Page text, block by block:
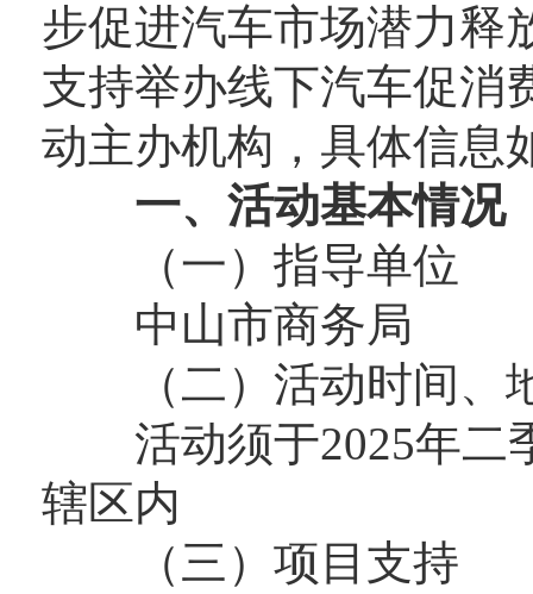
步促进汽车市场潜力释
支持举办线下汽车促消
动主办机构，具体信息
一、活动基本情况
（一）指导单位
中山市商务局
（二）活动时间、
活动须于2025年二
辖区内
（三）项目支持